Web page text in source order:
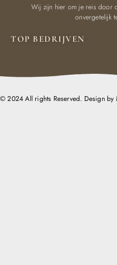
TOP BEDRIJVEN
Wij zijn hier om je reis door
onvergetelijk
© 2024 All rights Reserved. Design by